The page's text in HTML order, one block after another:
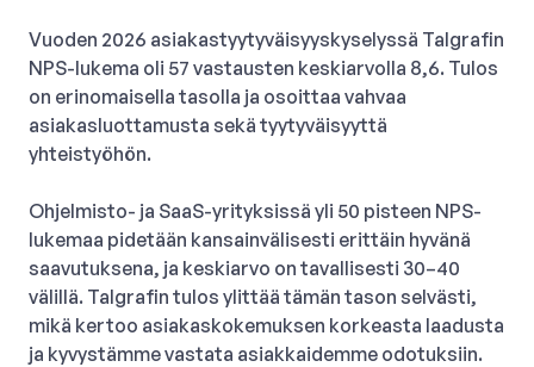
Vuoden 2026 asiakastyytyväisyyskyselyssä Talgrafin
NPS-lukema oli 57 vastausten keskiarvolla 8,6. Tulos
on erinomaisella tasolla ja osoittaa vahvaa
asiakasluottamusta sekä tyytyväisyyttä
yhteistyöhön.
Ohjelmisto- ja SaaS-yrityksissä yli 50 pisteen NPS-
lukemaa pidetään kansainvälisesti erittäin hyvänä
saavutuksena, ja keskiarvo on tavallisesti 30–40
välillä. Talgrafin tulos ylittää tämän tason selvästi,
mikä kertoo asiakaskokemuksen korkeasta laadusta
ja kyvystämme vastata asiakkaidemme odotuksiin.